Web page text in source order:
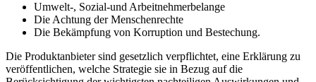
Umwelt-, Sozial-und Arbeitnehmerbelange
Die Achtung der Menschenrechte
Die Bekämpfung von Korruption und Bestechung.
Die Produktanbieter sind gesetzlich verpflichtet, eine Erklärung zu
veröffentlichen, welche Strategie sie in Bezug auf die